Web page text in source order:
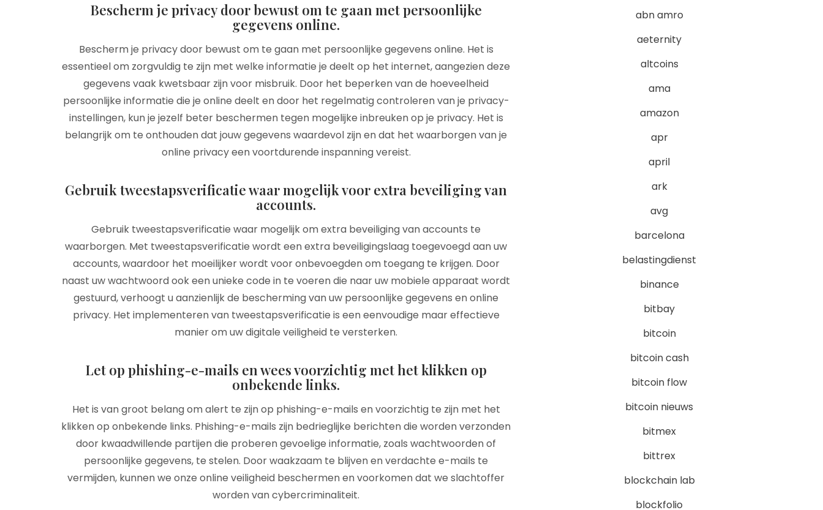
Bescherm je privacy door bewust om te gaan met persoonlijke
gegevens online.
Bescherm je privacy door bewust om te gaan met persoonlijke gegevens online. Het is
essentieel om zorgvuldig te zijn met welke informatie je deelt op het internet, aangezien deze
gegevens vaak kwetsbaar zijn voor misbruik. Door het beperken van de hoeveelheid
persoonlijke informatie die je online deelt en door het regelmatig controleren van je privacy-
instellingen, kun je jezelf beter beschermen tegen mogelijke inbreuken op je privacy. Het is
belangrijk om te onthouden dat jouw gegevens waardevol zijn en dat het waarborgen van je
online privacy een voortdurende inspanning vereist.
Gebruik tweestapsverificatie waar mogelijk voor extra beveiliging van
accounts.
Gebruik tweestapsverificatie waar mogelijk om extra beveiliging van accounts te
waarborgen. Met tweestapsverificatie wordt een extra beveiligingslaag toegevoegd aan uw
accounts, waardoor het moeilijker wordt voor onbevoegden om toegang te krijgen. Door
naast uw wachtwoord ook een unieke code in te voeren die naar uw mobiele apparaat wordt
gestuurd, verhoogt u aanzienlijk de bescherming van uw persoonlijke gegevens en online
privacy. Het implementeren van tweestapsverificatie is een eenvoudige maar effectieve
manier om uw digitale veiligheid te versterken.
Let op phishing-e-mails en wees voorzichtig met het klikken op
onbekende links.
Het is van groot belang om alert te zijn op phishing-e-mails en voorzichtig te zijn met het
klikken op onbekende links. Phishing-e-mails zijn bedrieglijke berichten die worden verzonden
door kwaadwillende partijen die proberen gevoelige informatie, zoals wachtwoorden of
persoonlijke gegevens, te stelen. Door waakzaam te blijven en verdachte e-mails te
vermijden, kunnen we onze online veiligheid beschermen en voorkomen dat we slachtoffer
worden van cybercriminaliteit.
abn amro
aeternity
altcoins
ama
amazon
apr
april
ark
avg
barcelona
belastingdienst
binance
bitbay
bitcoin
bitcoin cash
bitcoin flow
bitcoin nieuws
bitmex
bittrex
blockchain lab
blockfolio